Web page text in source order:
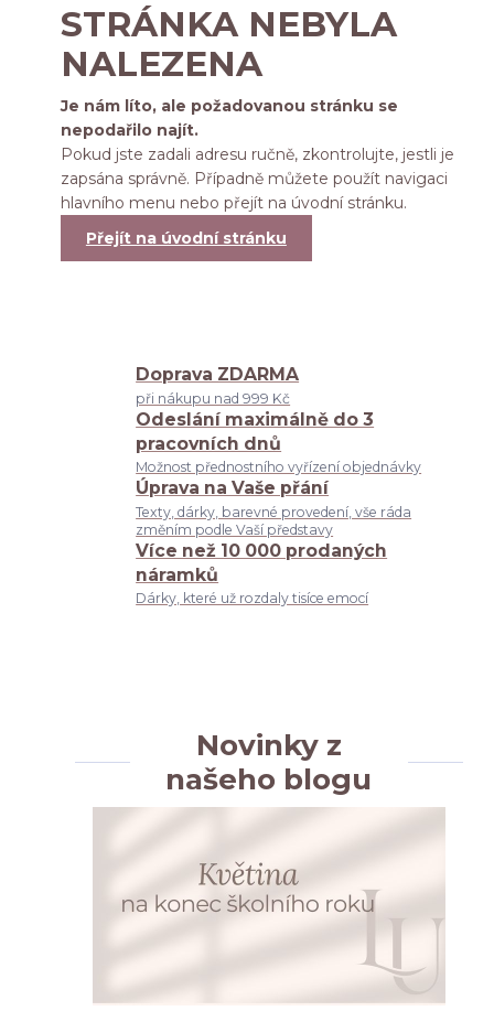
STRÁNKA NEBYLA
NALEZENA
Je nám líto, ale požadovanou stránku se
nepodařilo najít.
Pokud jste zadali adresu ručně, zkontrolujte, jestli je
zapsána správně. Případně můžete použít navigaci
hlavního menu nebo přejít na úvodní stránku.
Přejít na úvodní stránku
Doprava ZDARMA
při nákupu nad 999 Kč
Odeslání maximálně do 3
pracovních dnů
Možnost přednostního vyřízení objednávky
Úprava na Vaše přání
Texty, dárky, barevné provedení, vše ráda
změním podle Vaší představy
Více než 10 000 prodaných
náramků
Dárky, které už rozdaly tisíce emocí
Novinky z
našeho blogu